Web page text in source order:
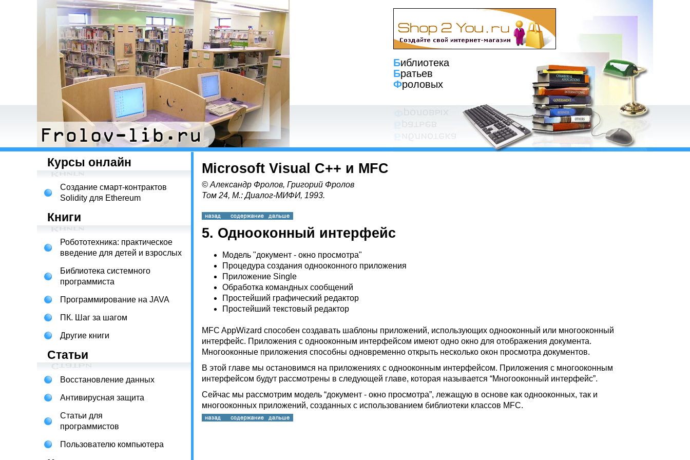
Библиотека
Братьев
Фроловых
Курсы онлайн
Создание смарт-контрактов
Solidity для Ethereum
Книги
Робототехника: практическое
введение для детей и взрослых
Библиотека системного
программиста
Программирование на JAVA
ПК. Шаг за шагом
Другие книги
Статьи
Восстановление данных
Антивирусная защита
Статьи для
программистов
Пользователю компьютера
Microsoft Visual C++ и MFC
© Александр Фролов, Григорий Фролов
Том 24, М.: Диалог-МИФИ, 1993.
5. Однооконный интерфейс
Модель "документ - окно просмотра"
Процедура создания однооконного приложения
Приложение Single
Обработка командных сообщений
Простейший графический редактор
Простейший текстовый редактор
MFC AppWizard способен создавать шаблоны приложений, использующих однооконный или многооконный
интерфейс. Приложения с однооконным интерфейсом имеют одно окно для отображения документа.
Многооконные приложения способны одновременно открыть несколько окон просмотра документов.
В этой главе мы остановимся на приложениях с однооконным интерфейсом. Приложения с многооконным
интерфейсом будут рассмотрены в следующей главе, которая называется “Многооконный интерфейс”.
Сейчас мы рассмотрим модель “документ - окно просмотра”, лежащую в основе как однооконных, так и
многооконных приложений, созданных с использованием библиотеки классов MFC.